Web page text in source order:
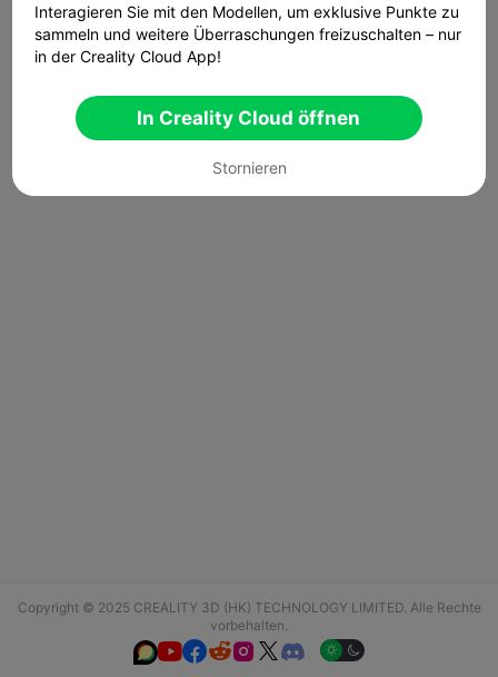
Copyright © 2025 CREALITY 3D (HK) TECHNOLOGY LIMITED. Alle Rechte
vorbehalten.
  
Interagieren Sie mit den Modellen, um exklusive Punkte zu
sammeln und weitere Überraschungen freizuschalten – nur
in der Creality Cloud App!
In Creality Cloud öffnen
Stornieren